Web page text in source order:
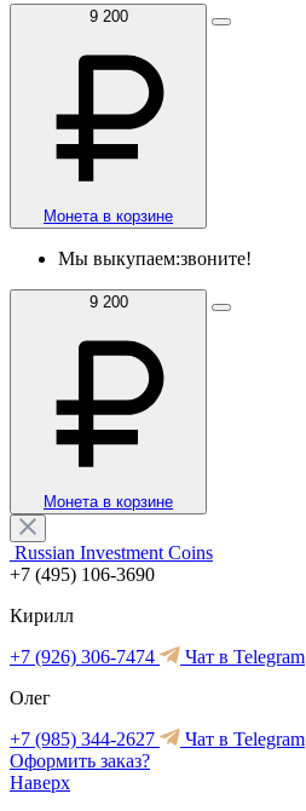
9 200
Монета в корзине
Мы выкупаем:звоните!
9 200
Монета в корзине
Russian Investment Coins
+7 (495) 106-3690
Кирилл
+7 (926) 306-7474
Чат в Telegram
Олег
+7 (985) 344-2627
Чат в Telegram
Оформить заказ?
Наверх